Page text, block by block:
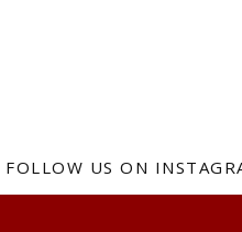
FOLLOW US ON